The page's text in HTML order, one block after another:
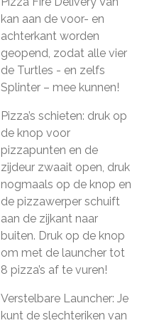
kan aan de voor- en
achterkant worden
geopend, zodat alle vier
de Turtles - en zelfs
Splinter – mee kunnen!
Pizza’s schieten: druk op
de knop voor
pizzapunten en de
zijdeur zwaait open, druk
nogmaals op de knop en
de pizzawerper schuift
aan de zijkant naar
buiten. Druk op de knop
om met de launcher tot
8 pizza’s af te vuren!
Verstelbare Launcher: Je
kunt de slechteriken van